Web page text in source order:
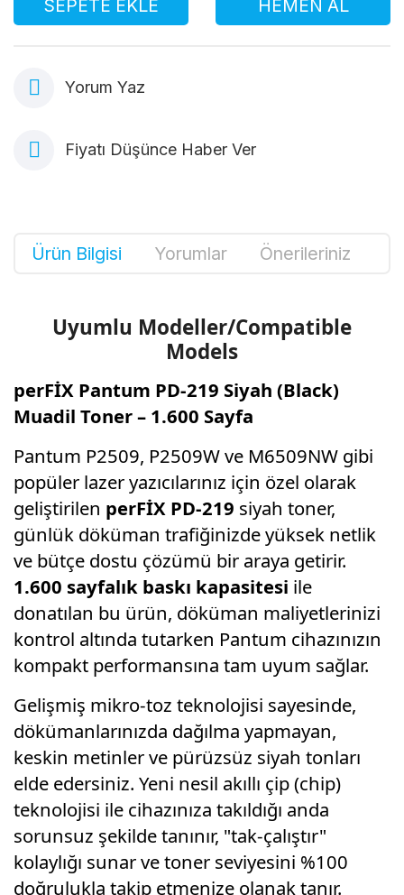
SEPETE EKLE HEMEN AL
Yorum Yaz
Fiyatı Düşünce Haber Ver
Ürün Bilgisi Yorumlar Önerileriniz
Uyumlu Modeller/Compatible
Models
perFİX Pantum PD-219 Siyah (Black)
Muadil Toner – 1.600 Sayfa
Pantum P2509, P2509W ve M6509NW gibi
popüler lazer yazıcılarınız için özel olarak
geliştirilen perFİX PD-219 siyah toner,
günlük döküman trafiğinizde yüksek netlik
ve bütçe dostu çözümü bir araya getirir.
1.600 sayfalık baskı kapasitesi ile
donatılan bu ürün, döküman maliyetlerinizi
kontrol altında tutarken Pantum cihazınızın
kompakt performansına tam uyum sağlar.
Gelişmiş mikro-toz teknolojisi sayesinde,
dökümanlarınızda dağılma yapmayan,
keskin metinler ve pürüzsüz siyah tonları
elde edersiniz. Yeni nesil akıllı çip (chip)
teknolojisi ile cihazınıza takıldığı anda
sorunsuz şekilde tanınır, "tak-çalıştır"
kolaylığı sunar ve toner seviyesini %100
doğrulukla takip etmenize olanak tanır.